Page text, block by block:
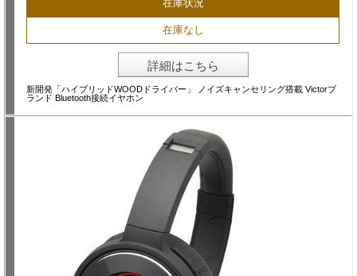
在庫状況
在庫なし
詳細はこちら
新開発「ハイブリッドWOODドライバー」 ノイズキャンセリング搭載 Victorブ
ランド Bluetooth接続イヤホン